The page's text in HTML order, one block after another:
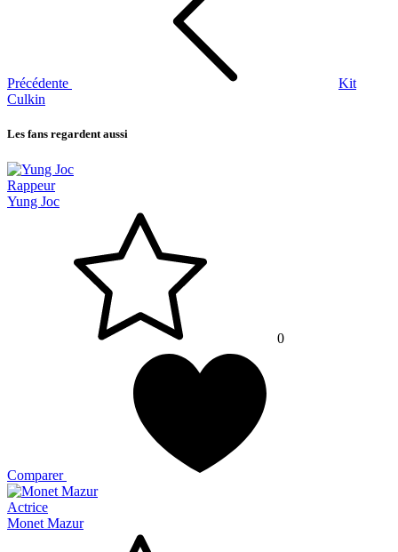
Précédente
Kit
Culkin
Les fans regardent aussi
Rappeur
Yung Joc
0
Comparer
Actrice
Monet Mazur